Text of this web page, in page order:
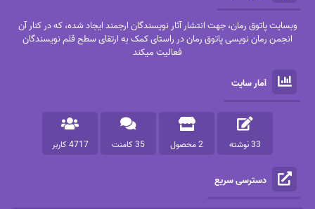
وبسایت پاتوق رمان، جهت انتشار آثار نویسندگان ارجمند ایجاد شده، که در کنار آن
انجمن رمان نویسی پاتوق رمان در راستای کمک به ارتقای سطح قلم نویسندگان
فعالیت میکند
آمار سایت
33 نوشته 2 محصول 35 کامنت 4717 کاربر
دسترسی سریع